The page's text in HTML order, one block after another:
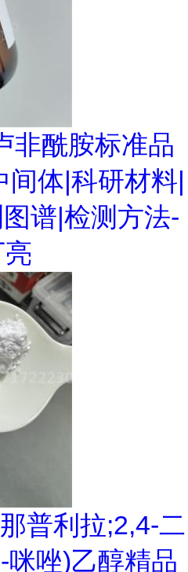
非酰胺标准品
间体|科研材料|
谱|检测方法-
普利拉;2,4-二
唑)乙醇精品